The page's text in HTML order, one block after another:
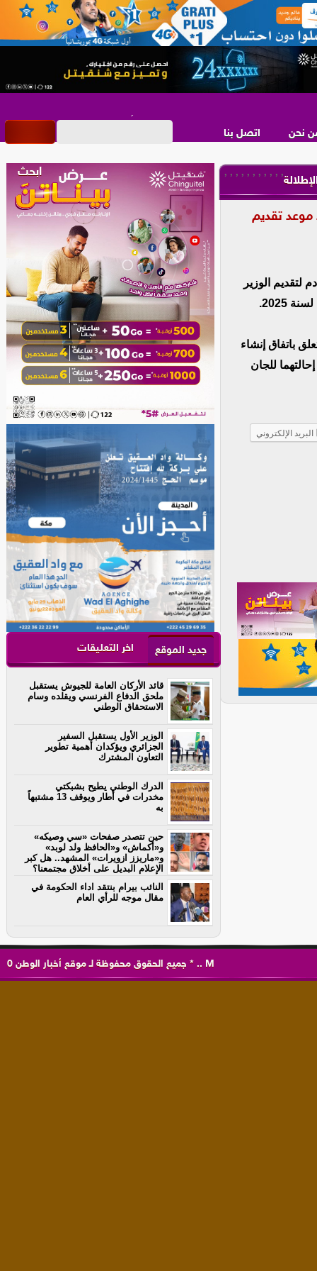
نحن اتصل بنا
,
,
,
,
,
,
,
,
,
,
,
موعد تقديم
لتقديم الوزير
باتفاق إنشاء
للجان
البريد الإلكتروني
جديد الموقع اخر التعليقات
قائد الأركان العامة للجيوش يستقبل
ملحق الدفاع الفرنسي ويقلده وسام
الاستحقاق الوطني
الوزير الأول يستقبل السفير
الجزائري ويؤكدان أهمية تطوير
التعاون المشترك
الدرك الوطني يطيح بشبكتي
مخدرات في أطار ويوقف 13 مشتبهاً
به
حين تتصدر صفحات «سي وصيكه»
و«أكماش» و«الحافظ ولد لوبد»
و«ماريزز ازويرات» المشهد.. هل كبر
الإعلام البديل على أخلاق مجتمعنا؟
النائب بيرام بنتقد اداء الحكومة في
مقال موجه للرأي العام
M
..
* جميع الحقوق محفوظة لـموقع أخبار الوطن 0